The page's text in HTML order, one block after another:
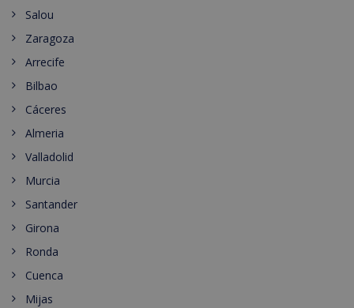
Salou
Zaragoza
Arrecife
Bilbao
Cáceres
Almeria
Valladolid
Murcia
Santander
Girona
Ronda
Cuenca
Mijas